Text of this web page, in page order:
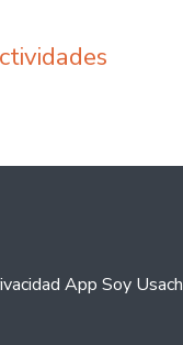
App Soy Usach